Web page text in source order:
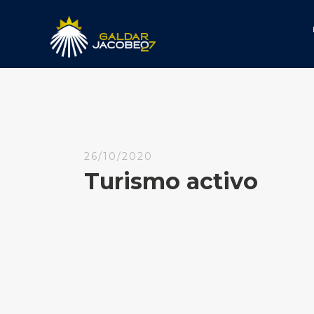
26/10/2020
Turismo activo